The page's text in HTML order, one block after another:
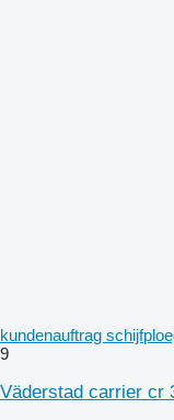
kundenauftrag
9
Väderstad carrier cr